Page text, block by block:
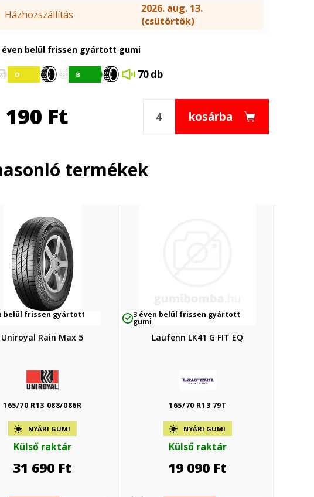
Házhozszállítás
2026. aug. 13.
(csütörtök)
éven belül frissen gyártott gumi
70 db
190 Ft kosárba
termékek
belül frissen gyártott
Uniroyal Rain Max 5
165/70 R13 088/086R
NYÁRI GUMI
Külső raktár
31 690 Ft
3 éven belül frissen gyártott
gumi
Laufenn LK41 G FIT EQ
165/70 R13 79T
NYÁRI GUMI
Külső raktár
19 090 Ft